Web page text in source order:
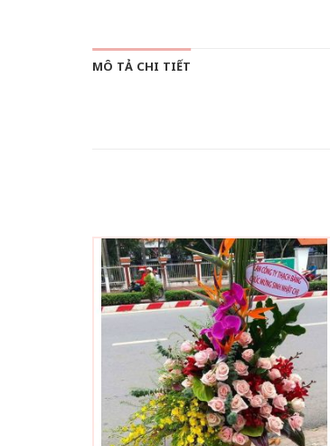
MÔ TẢ CHI TIẾT